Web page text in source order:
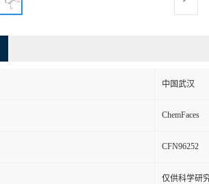
中国武汉
ChemFaces
CFN96252
仅供科学研